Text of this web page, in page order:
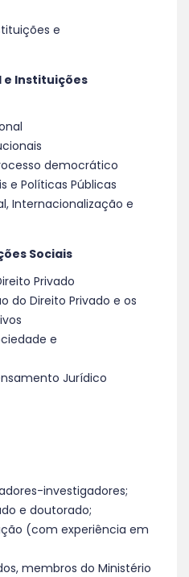
e
Instituições
democrático
e Políticas Públicas
Internacionalização e
Sociais
Privado
do Direito Privado e os
e
Jurídico
investigadores;
e doutorado;
(com experiência em
membros do Ministério